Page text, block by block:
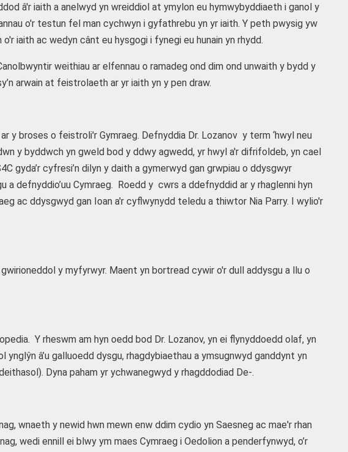
â'r iaith a anelwyd yn wreiddiol at ymylon eu hymwybyddiaeth i ganol y
o'r testun fel man cychwyn i gyfathrebu yn yr iaith. Y peth pwysig yw
iaith ac wedyn cânt eu hysgogi i fynegi eu hunain yn rhydd.
weithiau ar elfennau o ramadeg ond dim ond unwaith y bydd y
arwain at feistrolaeth ar yr iaith yn y pen draw.
y broses o feistroli'r Gymraeg. Defnyddia Dr. Lozanov y term ‘hwyl neu
y byddwch yn gweld bod y ddwy agwedd, yr hwyl a'r difrifoldeb, yn cael
gyda’r cyfresi’n dilyn y daith a gymerwyd gan grwpiau o ddysgwyr
defnyddio’uu Cymraeg. Roedd y cwrs a ddefnyddid ar y rhaglenni hyn
ac ddysgwyd gan Ioan a'r cyflwynydd teledu a thiwtor Nia Parry. I wylio'r
y myfyrwyr. Maent yn bortread cywir o'r dull addysgu a llu o
Y rheswm am hyn oedd bod Dr. Lozanov, yn ei flynyddoedd olaf, yn
â’u galluoedd dysgu, rhagdybiaethau a ymsugnwyd ganddynt yn
Dyna paham yr ychwanegwyd y rhagddodiad De-.
wnaeth y newid hwn mewn enw ddim cydio yn Saesneg ac mae'r rhan
wedi ennill ei blwy ym maes Cymraeg i Oedolion a penderfynwyd, o’r